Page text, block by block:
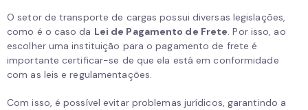
O setor de transporte de cargas possui diversas legislações,
como é o caso da Lei de Pagamento de Frete. Por isso, ao
escolher uma instituição para o pagamento de frete é
importante certificar-se de que ela está em conformidade
com as leis e regulamentações.
Com isso, é possível evitar problemas jurídicos, garantindo a